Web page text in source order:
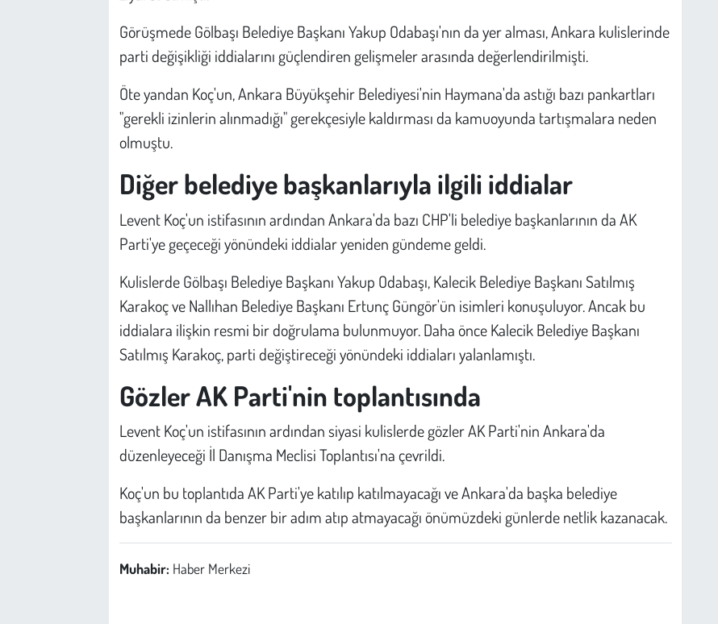
Görüşmede Gölbaşı Belediye Başkanı Yakup Odabaşı'nın da yer alması, Ankara kulislerinde
parti değişikliği iddialarını güçlendiren gelişmeler arasında değerlendirilmişti.
Öte yandan Koç'un, Ankara Büyükşehir Belediyesi'nin Haymana'da astığı bazı pankartları
"gerekli izinlerin alınmadığı" gerekçesiyle kaldırması da kamuoyunda tartışmalara neden
olmuştu.
Diğer belediye başkanlarıyla ilgili iddialar
Levent Koç'un istifasının ardından Ankara'da bazı CHP'li belediye başkanlarının da AK
Parti'ye geçeceği yönündeki iddialar yeniden gündeme geldi.
Kulislerde Gölbaşı Belediye Başkanı Yakup Odabaşı, Kalecik Belediye Başkanı Satılmış
Karakoç ve Nallıhan Belediye Başkanı Ertunç Güngör'ün isimleri konuşuluyor. Ancak bu
iddialara ilişkin resmi bir doğrulama bulunmuyor. Daha önce Kalecik Belediye Başkanı
Satılmış Karakoç, parti değiştireceği yönündeki iddiaları yalanlamıştı.
Gözler AK Parti'nin toplantısında
Levent Koç'un istifasının ardından siyasi kulislerde gözler AK Parti'nin Ankara'da
düzenleyeceği İl Danışma Meclisi Toplantısı'na çevrildi.
Koç'un bu toplantıda AK Parti'ye katılıp katılmayacağı ve Ankara'da başka belediye
başkanlarının da benzer bir adım atıp atmayacağı önümüzdeki günlerde netlik kazanacak.
Muhabir: Haber Merkezi